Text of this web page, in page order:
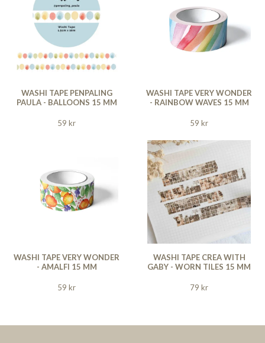
WASHI TAPE PENPALING
PAULA - BALLOONS 15 MM
59 kr
WASHI TAPE VERY WONDER
- RAINBOW WAVES 15 MM
59 kr
WASHI TAPE VERY WONDER
- AMALFI 15 MM
59 kr
WASHI TAPE CREA WITH
GABY - WORN TILES 15 MM
79 kr